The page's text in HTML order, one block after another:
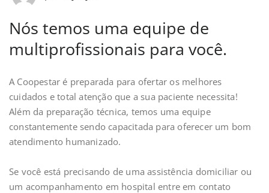
Nós temos uma equipe de
multiprofissionais para você.
A Coopestar é preparada para ofertar os melhores
cuidados e total atenção que a sua paciente necessita!
Além da preparação técnica, temos uma equipe
constantemente sendo capacitada para oferecer um bom
atendimento humanizado.
Se você está precisando de uma assistência domiciliar ou
um acompanhamento em hospital entre em contato